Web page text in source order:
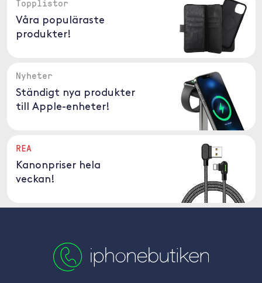
Topplistor
Våra populäraste
produkter!
Nyheter
Ständigt nya produkter
till Apple-enheter!
REA
Kanonpriser hela
veckan!